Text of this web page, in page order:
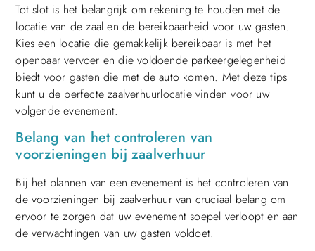
Tot slot is het belangrijk om rekening te houden met de
locatie van de zaal en de bereikbaarheid voor uw gasten.
Kies een locatie die gemakkelijk bereikbaar is met het
openbaar vervoer en die voldoende parkeergelegenheid
biedt voor gasten die met de auto komen. Met deze tips
kunt u de perfecte zaalverhuurlocatie vinden voor uw
volgende evenement.
Belang van het controleren van
voorzieningen bij zaalverhuur
Bij het plannen van een evenement is het controleren van
de voorzieningen bij zaalverhuur van cruciaal belang om
ervoor te zorgen dat uw evenement soepel verloopt en aan
de verwachtingen van uw gasten voldoet.